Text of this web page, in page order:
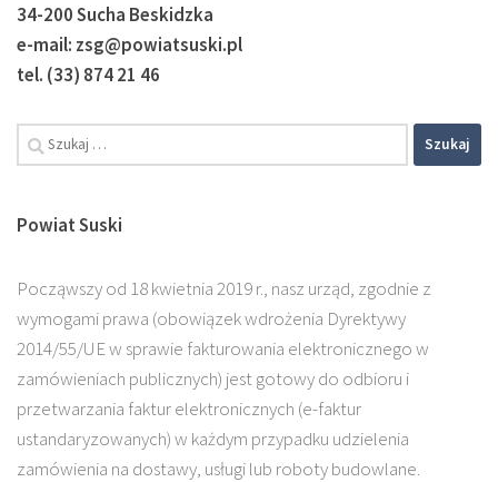
34-200 Sucha Beskidzka
e-mail: zsg@powiatsuski.pl
tel. (33) 874 21 46
Szukaj:
Powiat Suski
Począwszy od 18 kwietnia 2019 r., nasz urząd, zgodnie z
wymogami prawa (obowiązek wdrożenia Dyrektywy
2014/55/UE w sprawie fakturowania elektronicznego w
zamówieniach publicznych) jest gotowy do odbioru i
przetwarzania faktur elektronicznych (e-faktur
ustandaryzowanych) w każdym przypadku udzielenia
zamówienia na dostawy, usługi lub roboty budowlane.